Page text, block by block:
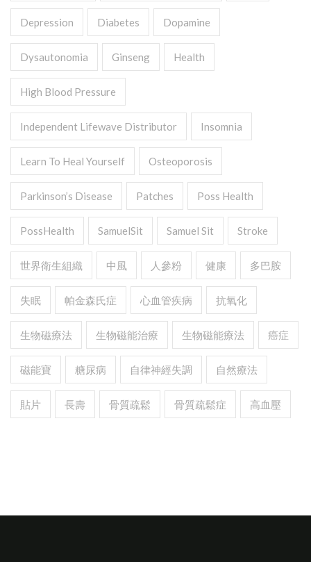
Depression Diabetes Dopamine
Dysautonomia Ginseng Health
High Blood Pressure
Independent Lifewave Distributor Insomnia
Learn To Heal Yourself Osteoporosis
Parkinson’s Disease Patches Poss Health
PossHealth SamuelSit Samuel Sit Stroke
世界衛生組織 中風 人參粉 健康 多巴胺
失眠 帕金森氏症 心血管疾病 抗氧化
生物磁療法 生物磁能治療 生物磁能療法 癌症
磁能寶 糖尿病 自律神經失調 自然療法
貼片 長壽 骨質疏鬆 骨質疏鬆症 高血壓